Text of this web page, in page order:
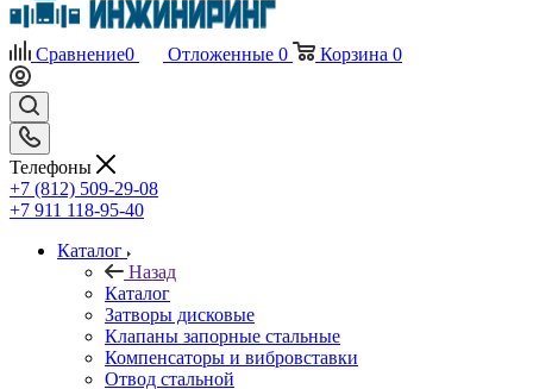
Сравнение0 Отложенные 0 Корзина 0
Телефоны
+7 (812) 509-29-08
+7 911 118-95-40
Каталог
Назад
Каталог
Затворы дисковые
Клапаны запорные стальные
Компенсаторы и вибровставки
Отвод стальной